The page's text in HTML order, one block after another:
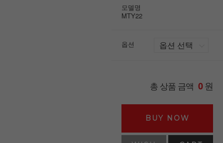
모델명
MTY22
옵션
총 상품 금액 0원
BUY NOW